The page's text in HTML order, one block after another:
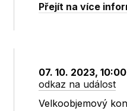
Přejít na více
07. 10. 2023,
odkaz na událost
Velkoobjemový